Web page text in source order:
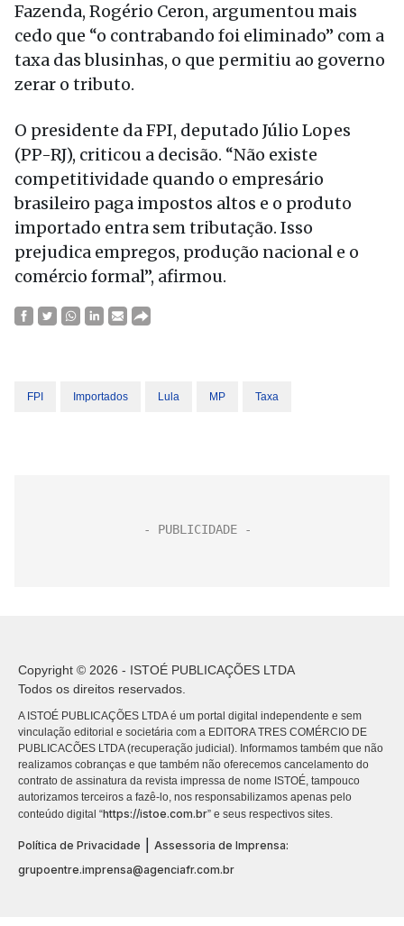
Fazenda, Rogério Ceron, argumentou mais
cedo que “o contrabando foi eliminado” com a
taxa das blusinhas, o que permitiu ao governo
zerar o tributo.
O presidente da FPI, deputado Júlio Lopes
(PP-RJ), criticou a decisão. “Não existe
competitividade quando o empresário
brasileiro paga impostos altos e o produto
importado entra sem tributação. Isso
prejudica empregos, produção nacional e o
comércio formal”, afirmou.
FPI Importados Lula MP Taxa
Copyright © 2026 - ISTOÉ PUBLICAÇÕES LTDA
Todos os direitos reservados.
A ISTOÉ PUBLICAÇÕES LTDA é um portal digital independente e sem
vinculação editorial e societária com a EDITORA TRES COMÉRCIO DE
PUBLICACÕES LTDA (recuperação judicial). Informamos também que não
realizamos cobranças e que também não oferecemos cancelamento do
contrato de assinatura da revista impressa de nome ISTOÉ, tampouco
autorizamos terceiros a fazê-lo, nos responsabilizamos apenas pelo
conteúdo digital “https://istoe.com.br” e seus respectivos sites.
Política de Privacidade
Assessoria de Imprensa:
grupoentre.imprensa@agenciafr.com.br